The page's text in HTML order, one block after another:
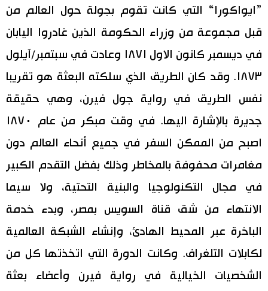
سياسة
مجتمع
ثقافة
لايف ستايل
طوكيو
هو وهي
”ايواكورا“ التي كانت تقوم بجولة حول العالم من
قبل مجموعة من وزراء الحكومة الذين غادروا اليابان
في ديسمبر كانون الاول ١٨٧١ وعادت في سبتمبر/آيلول
١٨٧٣. وقد كان الطريق الذي سلكته البعثة هو تقريبا
نفس الطريق في رواية جول فيرن، وهي حقيقة
جديرة بالإشارة اليها. في وقت مبكر من عام ١٨٧٠
اصبح من الممكن السفر في جميع أنحاء العالم دون
مغامرات محفوفة بالمخاطر وذلك بفضل التقدم الكبير
في مجال التكنولوجيا والبنية التحتية، ولا سيما
الانتهاء من شق قناة السويس بمصر، وبدء خدمة
الباخرة عبر المحيط الهادئ، وإنشاء الشبكة العالمية
لكابلات التلغراف. وكانت الدورة التي اتخذتها كل من
الشخصيات الخيالية في رواية فيرن وأعضاء بعثة